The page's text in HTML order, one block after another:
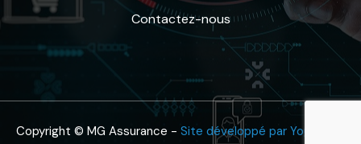
Contactez-nous
Copyright © MG Assurance - Site développé par YouOnline